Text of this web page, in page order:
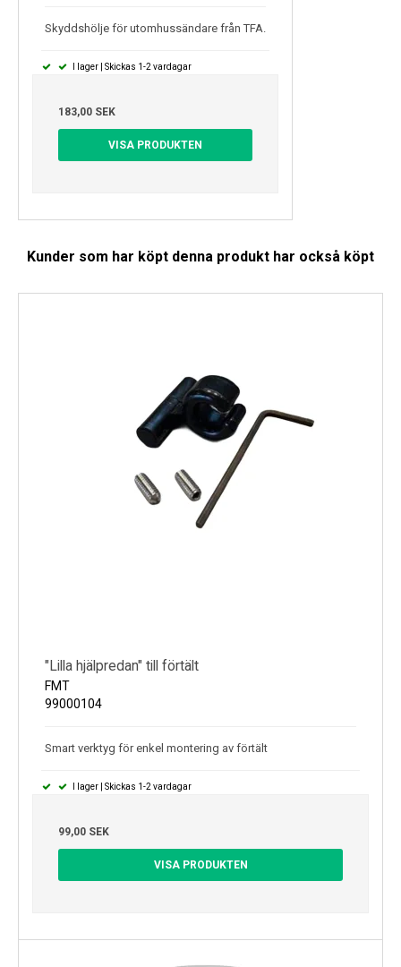
Skyddshölje för utomhussändare från TFA.
I lager | Skickas 1-2 vardagar
183,00 SEK
VISA PRODUKTEN
Kunder som har köpt denna produkt har också köpt
"Lilla hjälpredan" till förtält
FMT
99000104
Smart verktyg för enkel montering av förtält
I lager | Skickas 1-2 vardagar
99,00 SEK
VISA PRODUKTEN